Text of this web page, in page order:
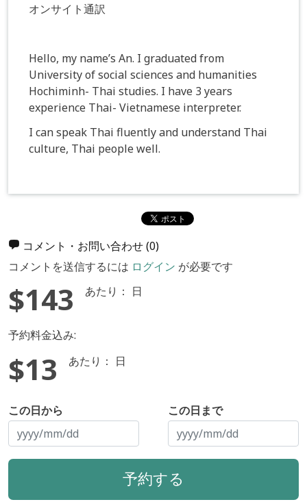
オンサイト通訳
Hello, my name’s An. I graduated from
University of social sciences and humanities
Hochiminh- Thai studies. I have 3 years
experience Thai- Vietnamese interpreter.
I can speak Thai fluently and understand Thai
culture, Thai people well.
コメント・お問い合わせ(0)
コメントを送信するには ログイン が必要です
$143 あたり： 日
予約料金込み:
$13 あたり： 日
この日から この日まで
予約する